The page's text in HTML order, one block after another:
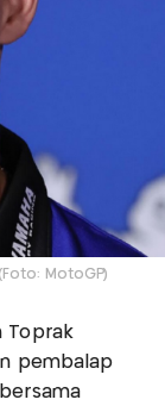
MotoGP)
Toprak
pembalap